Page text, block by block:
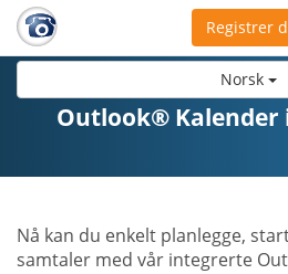
Norsk
Registrer
Outlook®
Nå kan du enkelt planlegge,
samtaler med vår integrerte